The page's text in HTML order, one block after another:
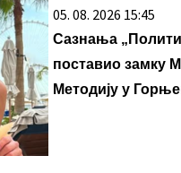
05. 08. 2026 15:45
Сазнања
поставио замку
Методију у